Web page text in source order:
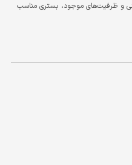
فنی و ظرفیت‌های موجود، بستری مناسب